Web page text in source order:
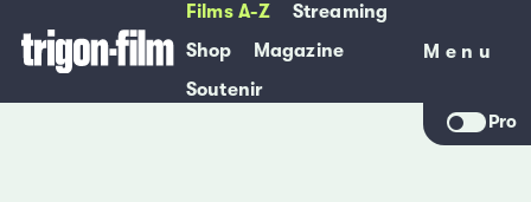
Films A-Z
Streaming
Shop
Magazine
Soutenir
Menu
Menu
Pro